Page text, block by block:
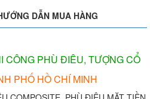
DẪN MUA HÀNG
CÔNG PHÙ ĐIÊU, TƯỢNG CỔ
PHỐ HỒ CHÍ MINH